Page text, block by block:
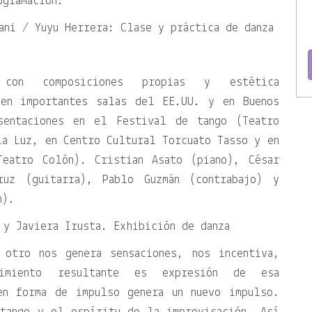
/ Yuyu Herrera: Clase y práctica de danza
composiciones propias y estética
en importantes salas del EE.UU. y en Buenos
en el Festival de tango (Teatro
en Centro Cultural Torcuato Tasso y en
Colón). Cristian Asato (piano), César
(guitarra), Pablo Guzmán (contrabajo) y
Javiera Irusta. Exhibición de danza
nos genera sensaciones, nos incentiva,
resultante es expresión de esa
forma de impulso genera un nuevo impulso.